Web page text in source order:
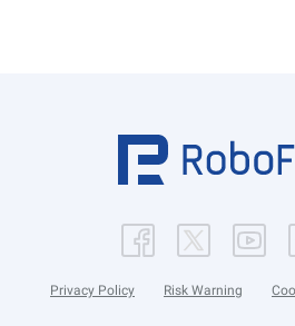
Privacy Policy Risk Warning